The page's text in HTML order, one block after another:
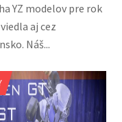
YZ modelov pre rok
aj cez
Náš...